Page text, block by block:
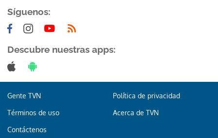
Síguenos:
Descubre nuestras apps:
Gente TVN Política de privacidad
Términos de uso Acerca de TVN
Contáctenos